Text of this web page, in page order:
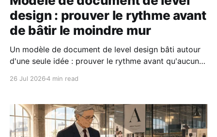
design : prouver le rythme avant
de bâtir le moindre mur
Un modèle de document de level design bâti autour
d'une seule idée : prouver le rythme avant qu'aucune
26 Jul 20264 min read